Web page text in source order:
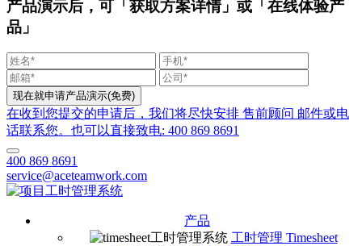
产品演示后，可「获取方案详情」或「在线体验产
品」
在收到您提交的申请后，我们将尽快安排 售前顾问 邮件或电
话联系您。也可以直接致电: 400 869 8691
400 869 8691
service@aceteamwork.com
产品
工时管理 Timesheet